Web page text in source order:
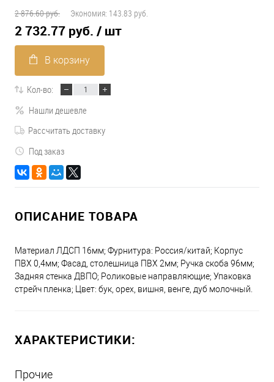
2 876.60 руб. Экономия: 143.83 руб.
2 732.77 руб. / шт
В корзину
Кол-во:
Нашли дешевле
Рассчитать доставку
Под заказ
ОПИСАНИЕ ТОВАРА
Материал ЛДСП 16мм; Фурнитура: Россия/китай; Корпус
ПВХ 0,4мм; Фасад, столешница ПВХ 2мм; Ручка скоба 96мм;
Задняя стенка ДВПО; Роликовые направляющие; Упаковка
стрейч пленка; Цвет: бук, орех, вишня, венге, дуб молочный.
ХАРАКТЕРИСТИКИ:
Прочие